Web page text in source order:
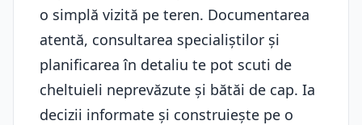
o simplă vizită pe teren. Documentarea
atentă, consultarea specialiștilor și
planificarea în detaliu te pot scuti de
cheltuieli neprevăzute și bătăi de cap. Ia
decizii informate și construiește pe o